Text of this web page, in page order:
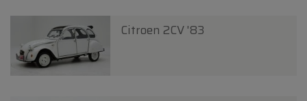
Citroen 2CV '83